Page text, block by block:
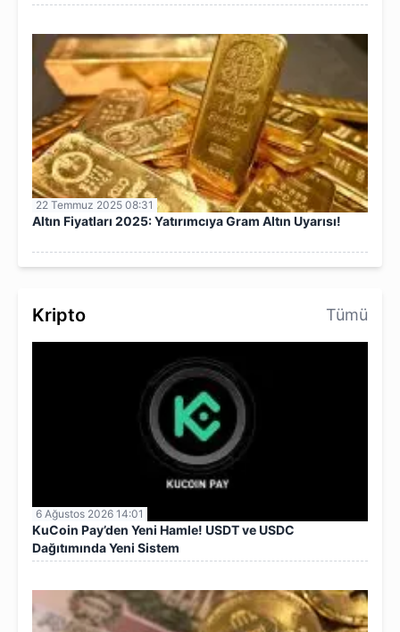
22 Temmuz 2025 08:31
Altın Fiyatları 2025: Yatırımcıya Gram Altın Uyarısı!
Kripto Tümü
6 Ağustos 2026 14:01
KuCoin Pay’den Yeni Hamle! USDT ve USDC
Dağıtımında Yeni Sistem